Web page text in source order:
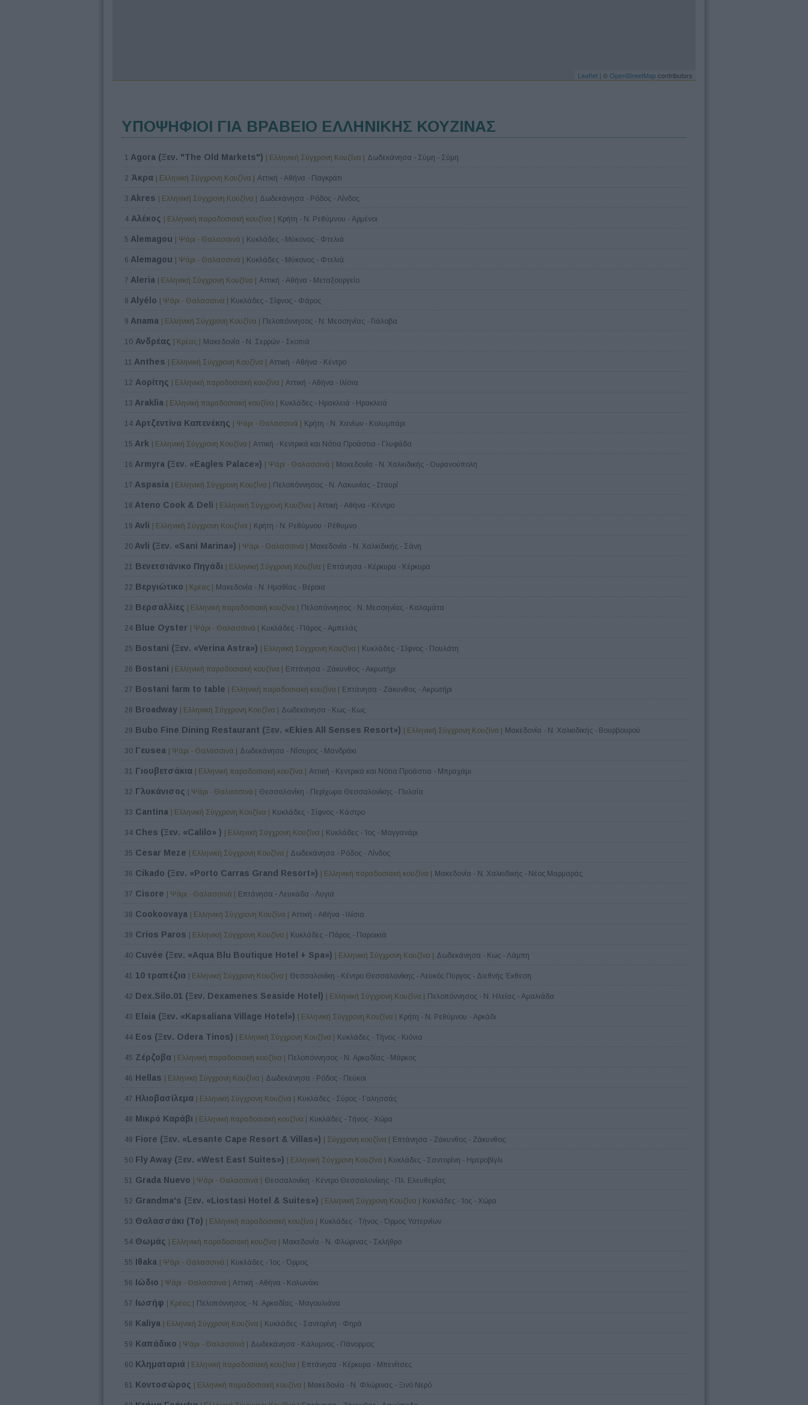
Leaflet | © OpenStreetMapcontributors
ΥΠΟΨΗΦΙΟΙ ΓΙΑ ΒΡΑΒΕΙΟ ΕΛΛΗΝΙΚΗΣ ΚΟΥΖΙΝΑΣ
1 Agora (Ξεν. "The Old Markets") | Ελληνική Σύγχρονη Κουζίνα | Δωδεκάνησα - Σύμη - Σύμη
2 Άκρα | Ελληνική Σύγχρονη Κουζίνα | Αττική - Αθήνα - Παγκράτι
3 Akres | Ελληνική Σύγχρονη Κουζίνα | Δωδεκάνησα - Ρόδος - Λίνδος
4 Αλέκος | Ελληνική παραδοσιακή κουζίνα | Κρήτη - Ν. Ρεθύμνου - Αρμένοι
5 Alemagou | Ψάρι - Θαλασσινά | Κυκλάδες - Μύκονος - Φτελιά
6 Alemagou | Ψάρι - Θαλασσινά | Κυκλάδες - Μύκονος - Φτελιά
7 Aleria | Ελληνική Σύγχρονη Κουζίνα | Αττική - Αθήνα - Μεταξουργείο
8 Alyélo | Ψάρι - Θαλασσινά | Κυκλάδες - Σίφνος - Φάρος
9 Anama | Ελληνική Σύγχρονη Κουζίνα | Πελοπόννησος - Ν. Μεσσηνίας - Γιάλοβα
10 Ανδρέας | Κρέας | Μακεδονία - Ν. Σερρών - Σκοπιά
11 Anthes | Ελληνική Σύγχρονη Κουζίνα | Αττική - Αθήνα - Κέντρο
12 Αορίτης | Ελληνική παραδοσιακή κουζίνα | Αττική - Αθήνα - Ιλίσια
13 Araklia | Ελληνική παραδοσιακή κουζίνα | Κυκλάδες - Ηρακλειά - Ηρακλειά
14 Αρτζεντίνα Καπενέκης | Ψάρι - Θαλασσινά | Κρήτη - Ν. Χανίων - Κολυμπάρι
15 Ark | Ελληνική Σύγχρονη Κουζίνα | Αττική - Κεντρικά και Νότια Προάστια - Γλυφάδα
16 Armyra (Ξεν. «Eagles Palace») | Ψάρι - Θαλασσινά | Μακεδονία - Ν. Χαλκιδικής - Ουρανούπολη
17 Aspasia | Ελληνική Σύγχρονη Κουζίνα | Πελοπόννησος - Ν. Λακωνίας - Σταυρί
18 Ateno Cook & Deli | Ελληνική Σύγχρονη Κουζίνα | Αττική - Αθήνα - Κέντρο
19 Avli | Ελληνική Σύγχρονη Κουζίνα | Κρήτη - Ν. Ρεθύμνου - Ρέθυμνο
20 Avli (Ξεν. «Sani Marina») | Ψάρι - Θαλασσινά | Μακεδονία - Ν. Χαλκιδικής - Σάνη
21 Βενετσιάνικο Πηγάδι | Ελληνική Σύγχρονη Κουζίνα | Επτάνησα - Κέρκυρα - Κέρκυρα
22 Βεργιώτικο | Κρέας | Μακεδονία - Ν. Ημαθίας - Βέροια
23 Βερσαλλίες | Ελληνική παραδοσιακή κουζίνα | Πελοπόννησος - Ν. Μεσσηνίας - Καλαμάτα
24 Blue Oyster | Ψάρι - Θαλασσινά | Κυκλάδες - Πάρος - Αμπελάς
25 Bostani (Ξεν. «Verina Astra») | Ελληνική Σύγχρονη Κουζίνα | Κυκλάδες - Σίφνος - Πουλάτη
26 Bostani | Ελληνική παραδοσιακή κουζίνα | Επτάνησα - Ζάκυνθος - Ακρωτήρι
27 Bostani farm to table | Ελληνική παραδοσιακή κουζίνα | Επτάνησα - Ζάκυνθος - Ακρωτήρι
28 Broadway | Ελληνική Σύγχρονη Κουζίνα | Δωδεκάνησα - Κως - Κως
29 Bubo Fine Dining Restaurant (Ξεν. «Ekies All Senses Resort») | Ελληνική Σύγχρονη Κουζίνα | Μακεδονία - Ν. Χαλκιδικής - Βουρβουρού
30 Γευsea | Ψάρι - Θαλασσινά | Δωδεκάνησα - Νίσυρος - Μανδράκι
31 Γιουβετσάκια | Ελληνική παραδοσιακή κουζίνα | Αττική - Κεντρικά και Νότια Προάστια - Μπραχάμι
32 Γλυκάνισος | Ψάρι - Θαλασσινά | Θεσσαλονίκη - Περίχωρα Θεσσαλονίκης - Πυλαία
33 Cantina | Ελληνική Σύγχρονη Κουζίνα | Κυκλάδες - Σίφνος - Κάστρο
34 Ches (Ξεν. «Calilo» ) | Ελληνική Σύγχρονη Κουζίνα | Κυκλάδες - Ίος - Μαγγανάρι
35 Cesar Meze | Ελληνική Σύγχρονη Κουζίνα | Δωδεκάνησα - Ρόδος - Λίνδος
36 Cikado (Ξεν. «Porto Carras Grand Resort») | Ελληνική παραδοσιακή κουζίνα | Μακεδονία - Ν. Χαλκιδικής - Νέος Μαρμαράς
37 Cisore | Ψάρι - Θαλασσινά | Επτάνησα - Λευκάδα - Λυγιά
38 Cookoovaya | Ελληνική Σύγχρονη Κουζίνα | Αττική - Αθήνα - Ιλίσια
39 Crios Paros | Ελληνική Σύγχρονη Κουζίνα | Κυκλάδες - Πάρος - Παροικιά
40 Cuvée (Ξεν. «Aqua Blu Boutique Hotel + Spa») | Ελληνική Σύγχρονη Κουζίνα | Δωδεκάνησα - Κως - Λάμπη
41 10 τραπέζια | Ελληνική Σύγχρονη Κουζίνα | Θεσσαλονίκη - Κέντρο Θεσσαλονίκης - Λευκός Πύργος - Διεθνής Έκθεση
42 Dex.Silo.01 (Ξεν. Dexamenes Seaside Hotel) | Ελληνική Σύγχρονη Κουζίνα | Πελοπόννησος - Ν. Ηλείας - Αμαλιάδα
43 Elaia (Ξεν. «Kapsaliana Village Hotel») | Ελληνική Σύγχρονη Κουζίνα | Κρήτη - Ν. Ρεθύμνου - Αρκάδι
44 Eos (Ξεν. Odera Tinos) | Ελληνική Σύγχρονη Κουζίνα | Κυκλάδες - Τήνος - Κιόνια
45 Ζέρζοβα | Ελληνική παραδοσιακή κουζίνα | Πελοπόννησος - Ν. Αρκαδίας - Μάρκος
46 Hellas | Ελληνική Σύγχρονη Κουζίνα | Δωδεκάνησα - Ρόδος - Πεύκοι
47 Ηλιοβασίλεμα | Ελληνική Σύγχρονη Κουζίνα | Κυκλάδες - Σύρος - Γαλησσάς
48 Μικρό Καράβι | Ελληνική παραδοσιακή κουζίνα | Κυκλάδες - Τήνος - Χώρα
49 Fiore (Ξεν. «Lesante Cape Resort & Villas») | Σύγχρονη κουζίνα | Επτάνησα - Ζάκυνθος - Ζάκυνθος
50 Fly Away (Ξεν. «West East Suites») | Ελληνική Σύγχρονη Κουζίνα | Κυκλάδες - Σαντορίνη - Ημεροβίγλι
51 Grada Nuevo | Ψάρι - Θαλασσινά | Θεσσαλονίκη - Κέντρο Θεσσαλονίκης - Πλ. Ελευθερίας
52 Grandma's (Ξεν. «Liostasi Hotel & Suites») | Ελληνική Σύγχρονη Κουζίνα | Κυκλάδες - Ίος - Χώρα
53 Θαλασσάκι (Το) | Ελληνική παραδοσιακή κουζίνα | Κυκλάδες - Τήνος - Όρμος Υστερνίων
54 Θωμάς | Ελληνική παραδοσιακή κουζίνα | Μακεδονία - Ν. Φλώρινας - Σκλήθρο
55 Ιθaka | Ψάρι - Θαλασσινά | Κυκλάδες - Ίος - Όρμος
56 Ιώδιο | Ψάρι - Θαλασσινά | Αττική - Αθήνα - Κολωνάκι
57 Ιωσήφ | Κρέας | Πελοπόννησος - Ν. Αρκαδίας - Μαγουλιάνα
58 Kaliya | Ελληνική Σύγχρονη Κουζίνα | Κυκλάδες - Σαντορίνη - Φηρά
59 Καπάδικο | Ψάρι - Θαλασσινά | Δωδεκάνησα - Κάλυμνος - Πάνορμος
60 Κληματαριά | Ελληνική παραδοσιακή κουζίνα | Επτάνησα - Κέρκυρα - Μπενίτσες
61 Κοντοσώρος | Ελληνική παραδοσιακή κουζίνα | Μακεδονία - Ν. Φλώρινας - Ξινό Νερό